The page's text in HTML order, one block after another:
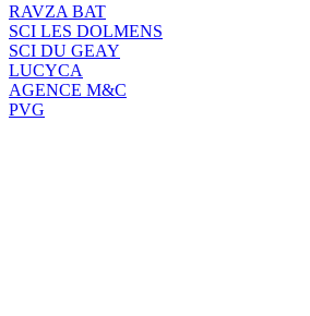
RAVZA BAT
SCI LES DOLMENS
SCI DU GEAY
LUCYCA
AGENCE M&C
PVG